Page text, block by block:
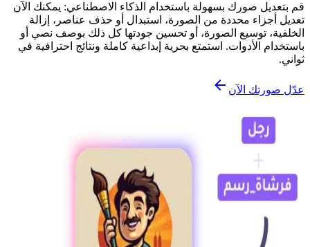
قم بتعديل صورك بسهولة باستخدام الذكاء الاصطناعي: يمكنك الآن
تعديل أجزاء محددة من الصورة، استبدال أو حذف عناصر، إزالة
الخلفية، توسيع الصورة، أو تحسين جودتها كل ذلك بوصف نصي أو
باستخدام الأدوات. استمتع بحرية إبداعية كاملة ونتائج احترافية في
ثواني.
عدّل صورتك الآن